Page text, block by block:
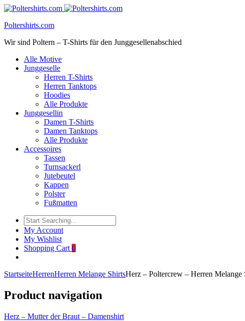
Poltershirts.com
Wir sind Poltern – T-Shirts für den Junggesellenabschied
Alle Motive
Junggeselle
Herren T-Shirts
Herren Tanktops
Hoodies
Alle Produkte
Junggesellin
Damen T-Shirts
Damen Tanktops
Alle Produkte
Accessoires
Tassen
Turnsackerl
Jutebeutel
Kappen
Polster
Fußmatten
My Account
My Wishlist
Shopping Cart 0
StartseiteHerrenHerren Melange ShirtsHerz – Poltercrew – Herren Melange
Product navigation
Herz – Mutter der Braut – Damenshirt